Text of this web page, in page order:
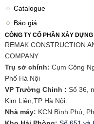
Catalogue
Báo giá
CÔNG TY CỔ PHẦN XÂY
REMAK CONSTRUCTION
COMPANY
Trụ sở chính: Cụm Công
Phố Hà Nội
VP Trường Chinh : Số 36,
Kim Liên,TP Hà Nội.
Nhà máy: KCN Bình Phú,